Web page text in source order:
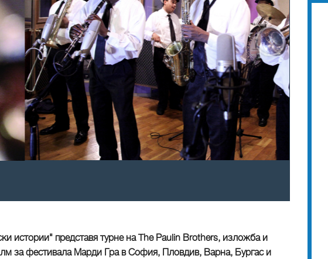
истории" представя турне на The Paulin Brothers, изложба и
за фестивала Марди Гра в София, Пловдив, Варна, Бургас и